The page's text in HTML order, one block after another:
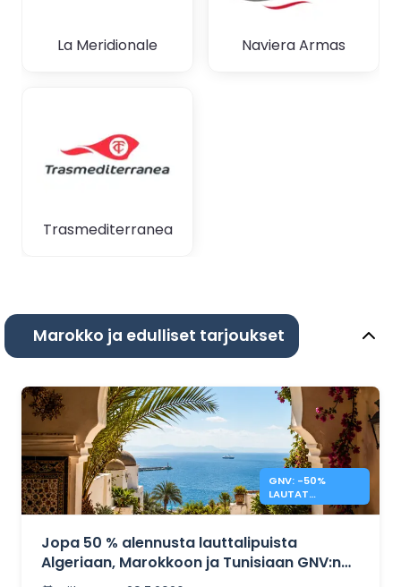
La Meridionale Naviera Armas
Trasmediterranea
Marokko ja edulliset tarjoukset
GNV: -50%
LAUTAT
MAROKKOON,
ALGERIAAN
Jopa 50 % alennusta lauttalipuista
Algeriaan, Marokkoon ja Tunisiaan GNV:n
kautta